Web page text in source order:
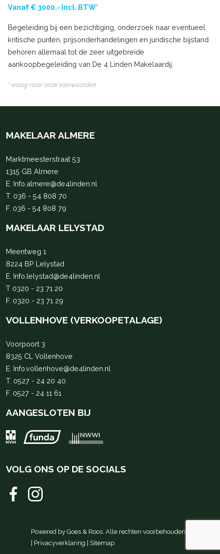
Vanaf € 3000,- incl. BTW*
Begeleiding bij een bezichtiging, onderzoek naar eventueel
kritische punten, prijsonderhandelingen en juridische bijstand
behoren allemaal tot de zeer uitgebreide
aankoopbegeleiding van De 4 Linden Makelaardij.
* vraag naar onze voorwaarden
MAKELAAR ALMERE
Marktmeesterstraat 53
1315 GB Almere
E. Info.almere@de4linden.nl
T. 036 - 54 808 70
F. 036 - 54 808 79
MAKELAAR LELYSTAD
Meentweg 1
8224 BP Lelystad
E. Info.lelystad@de4linden.nl
T 0320 - 23 71 20
F. 0320 - 23 71 29
VOLLENHOVE (VERKOOPETALAGE)
Voorpoort 3
8325 CL Vollenhove
E. Info.vollenhove@de4linden.nl
T. 0527 - 24 20 40
F. 0527 - 24 11 61
AANGESLOTEN BIJ
VOLG ONS OP DE SOCIALS
Powered by Goes & Roos. Alle rechten voorbehouden
Privacyverklaring Sitemap